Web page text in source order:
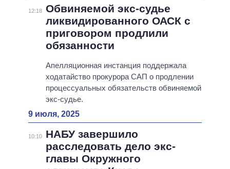
12:18 Обвиняемой экс-судье
ликвидированного ОАСК с
приговором продлили
обязанности
Апелляционная инстанция поддержала
ходатайство прокурора САП о продлении
процессуальных обязательств обвиняемой
экс-судье.
9 июля, 2025
10:10
НАБУ завершило
расследовать дело экс-
главы Окружного